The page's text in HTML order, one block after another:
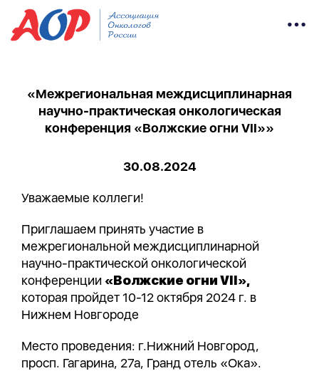
«Межрегиональная междисциплинарная
научно-практическая онкологическая
конференция «Волжские огни VII»»
30.08.2024
Уважаемые коллеги!
Приглашаем принять участие в
межрегиональной междисциплинарной
научно-практической онкологической
конференции «Волжские огни VII»,
которая пройдет 10-12 октября 2024 г. в
Нижнем Новгороде
Место проведения: г.Нижний Новгород,
просп. Гагарина, 27а, Гранд отель «Ока».